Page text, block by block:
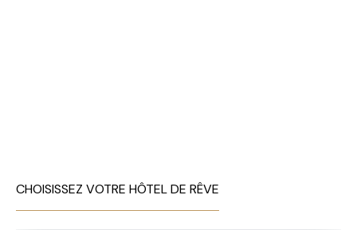
CHOISISSEZ VOTRE HÔTEL DE RÊVE